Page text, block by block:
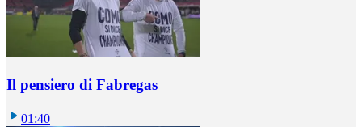
Il pensiero di Fabregas
01:40